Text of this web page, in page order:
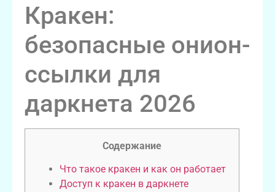
Кракен:
безопасные онион-
ссылки для
даркнета 2026
Содержание
Что такое кракен и как он работает
Доступ к кракен в даркнете